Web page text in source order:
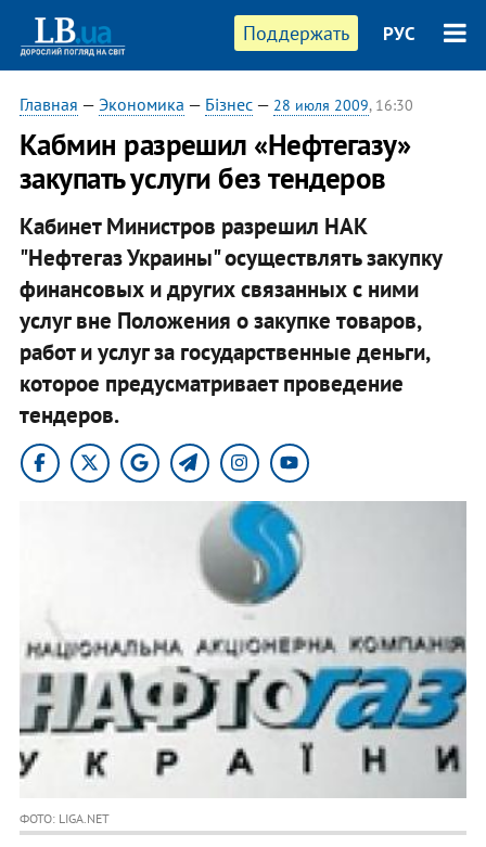
Поддержать РУС
Главная — Экономика — Бізнес— 28 июля 2009, 16:30
Кабмин разрешил «Нефтегазу»
закупать услуги без тендеров
Кабинет Министров разрешил НАК
"Нефтегаз Украины" осуществлять закупку
финансовых и других связанных с ними
услуг вне Положения о закупке товаров,
работ и услуг за государственные деньги,
которое предусматривает проведение
тендеров.
ФОТО: LIGA.NET